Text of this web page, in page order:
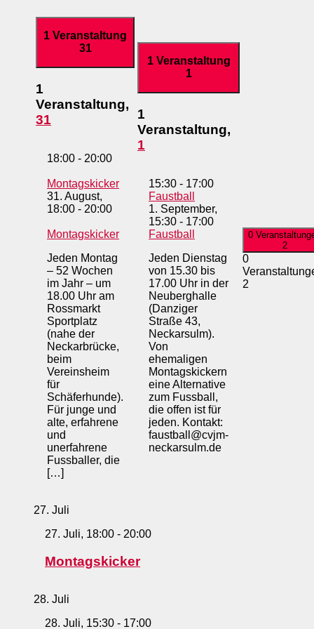
1 Veranstaltung
31
1
Veranstaltung,
31
18:00 - 20:00
Montagskicker
31. August,
18:00 - 20:00
Montagskicker
Jeden Montag
– 52 Wochen
im Jahr – um
18.00 Uhr am
Rossmarkt
Sportplatz
(nahe der
Neckarbrücke,
beim
Vereinsheim
für
Schäferhunde).
Für junge und
alte, erfahrene
und
unerfahrene
Fussballer, die
[…]
1 Veranstaltung
1
1
Veranstaltung,
1
15:30 - 17:00
Faustball
1. September,
15:30 - 17:00
Faustball
Jeden Dienstag
von 15.30 bis
17.00 Uhr in der
Neuberghalle
(Danziger
Straße 43,
Neckarsulm).
Von
ehemaligen
Montagskickern
eine Alternative
zum Fussball,
die offen ist für
jeden. Kontakt:
faustball@cvjm-
neckarsulm.de
0
2
0
2
27. Juli
27. Juli, 18:00 - 20:00
Montagskicker
28. Juli
28. Juli, 15:30 - 17:00